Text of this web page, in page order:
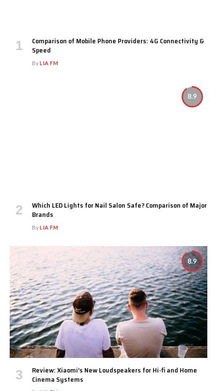
Comparison of Mobile Phone Providers: 4G Connectivity &
Speed
ByLIA FM
8.9
Which LED Lights for Nail Salon Safe? Comparison of Major
Brands
ByLIA FM
8.9
Review: Xiaomi’s New Loudspeakers for Hi-fi and Home
Cinema Systems